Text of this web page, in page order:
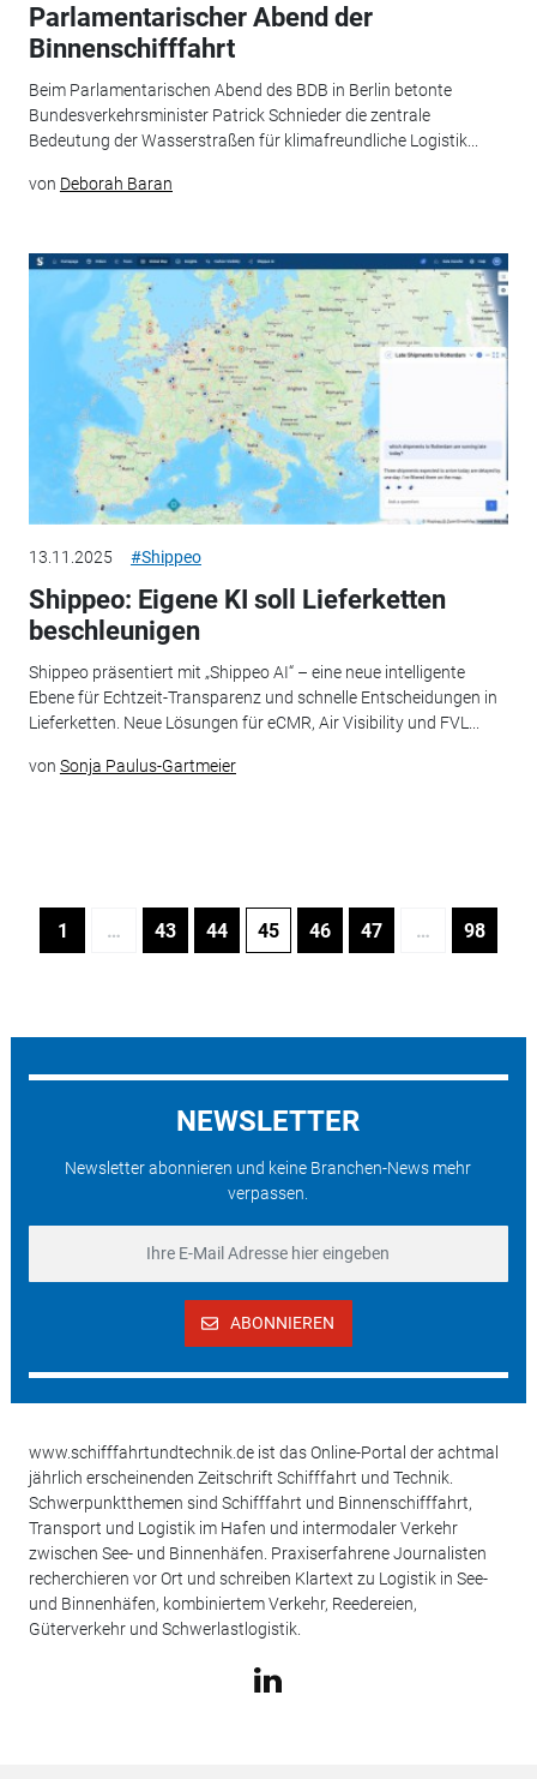
Parlamentarischer Abend der
Binnenschifffahrt
Beim Parlamentarischen Abend des BDB in Berlin betonte
Bundesverkehrsminister Patrick Schnieder die zentrale
Bedeutung der Wasserstraßen für klimafreundliche Logistik...
von Deborah Baran
13.11.2025 #Shippeo
Shippeo: Eigene KI soll Lieferketten
beschleunigen
Shippeo präsentiert mit „Shippeo AI“ – eine neue intelligente
Ebene für Echtzeit-Transparenz und schnelle Entscheidungen in
Lieferketten. Neue Lösungen für eCMR, Air Visibility und FVL...
von Sonja Paulus-Gartmeier
1 … 43 44 45 46 47 … 98
NEWSLETTER
Newsletter abonnieren und keine Branchen-News mehr
verpassen.
ABONNIEREN
www.schifffahrtundtechnik.de ist das Online-Portal der achtmal
jährlich erscheinenden Zeitschrift Schifffahrt und Technik.
Schwerpunktthemen sind Schifffahrt und Binnenschifffahrt,
Transport und Logistik im Hafen und intermodaler Verkehr
zwischen See- und Binnenhäfen. Praxiserfahrene Journalisten
recherchieren vor Ort und schreiben Klartext zu Logistik in See-
und Binnenhäfen, kombiniertem Verkehr, Reedereien,
Güterverkehr und Schwerlastlogistik.